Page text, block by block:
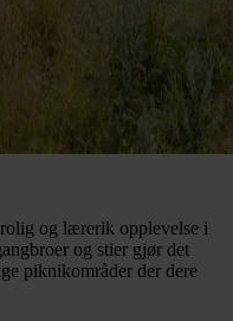
og lærerik opplevelse i
og stier gjør det
piknikområder der dere